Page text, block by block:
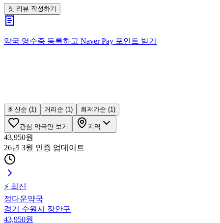
첫 리뷰 작성하기
약국 영수증 등록하고 Naver Pay 포인트 받기
최신순 (1) 거리순 (1) 최저가순 (1)
관심 약국만 보기 지역
43,950원
26년 3월 인증 업데이트
⚡ 최신
정다운약국
경기 수원시 장안구
43,950원